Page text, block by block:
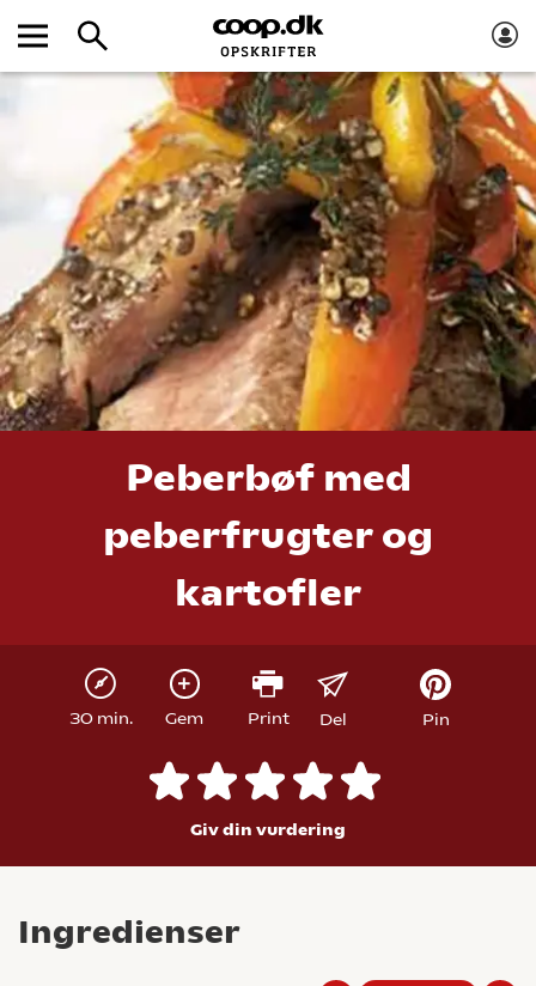
Peberbøf med
peberfrugter og
kartofler
30 min. Gem Print Del Pin
Giv din vurdering
Ingredienser